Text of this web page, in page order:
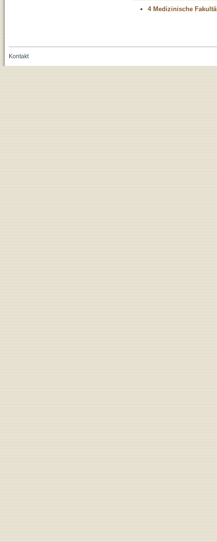
4 Medizinische
Kontakt